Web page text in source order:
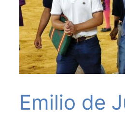
Emilio de